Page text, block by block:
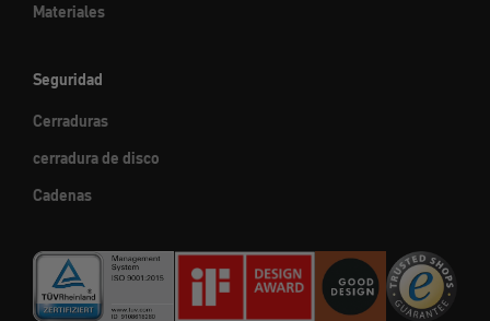
Materiales
Seguridad
Cerraduras
cerradura de disco
Cadenas